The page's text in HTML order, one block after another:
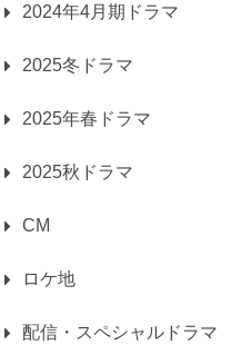
2024年4月期ドラマ
2025冬ドラマ
2025年春ドラマ
2025秋ドラマ
CM
ロケ地
配信・スペシャルドラマ